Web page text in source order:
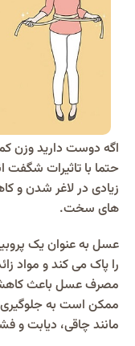
اگه دوست دارید وزن
حتما با تاثیرات شگفت
زیادی در لاغر شدن و
های سخت.
عسل به عنوان یک
را پاک می کند و مواد
مصرف عسل باعث کاهش
ممکن است به جلوگیری
مانند چاقی، دیابت و